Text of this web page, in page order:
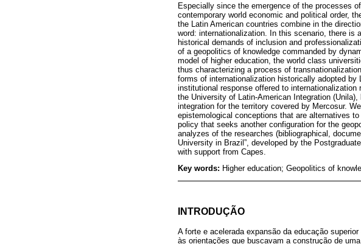
Especially since the emergence of the processes
contemporary world economic and political order,
the Latin American countries combine in the
word: internationalization. In this scenario, there is
historical demands of inclusion and
of a geopolitics of knowledge commanded by
model of higher education, the world class
thus characterizing a process of
forms of internationalization historically adopted
institutional response offered to
the University of Latin-American Integration
integration for the territory covered by Mercosur.
epistemological conceptions that are alternatives
policy that seeks another configuration for the
analyzes of the researches (bibliographical,
University in Brazil”, developed by the
with support from Capes.
Key words: Higher education; Geopolitics of
INTRODUÇÃO
A forte e acelerada expansão da educação
às orientações que buscavam a construção de